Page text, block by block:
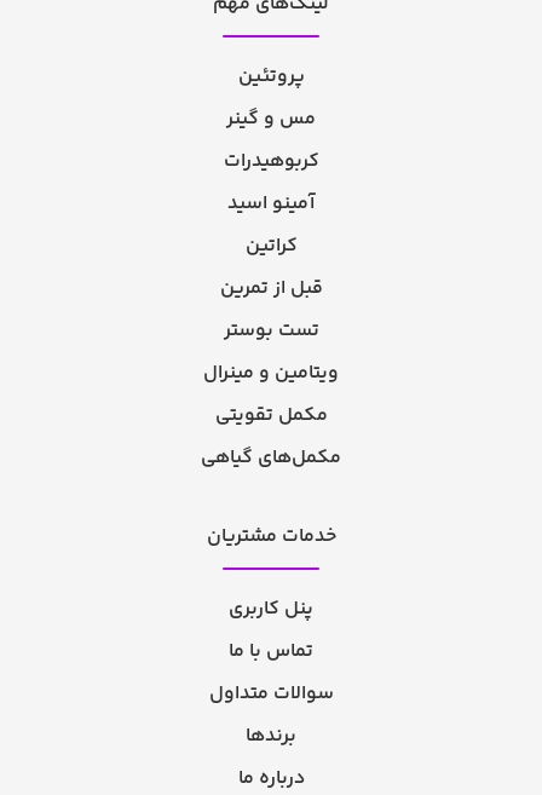
پروتئین
مس و گینر
کربوهیدرات
آمینو اسید
کراتین
قبل از تمرین
تست بوستر
ویتامین و مینرال
مکمل تقویتی
مکمل‌های گیاهی
خدمات مشتریان
پنل کاربری
تماس با ما
سوالات متداول
برندها
درباره ما